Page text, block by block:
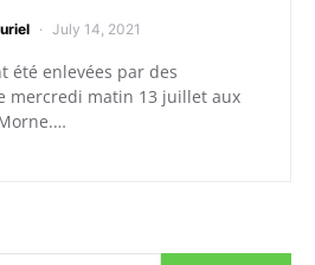
July 14, 2021
été enlevées par des
mercredi matin 13 juillet aux